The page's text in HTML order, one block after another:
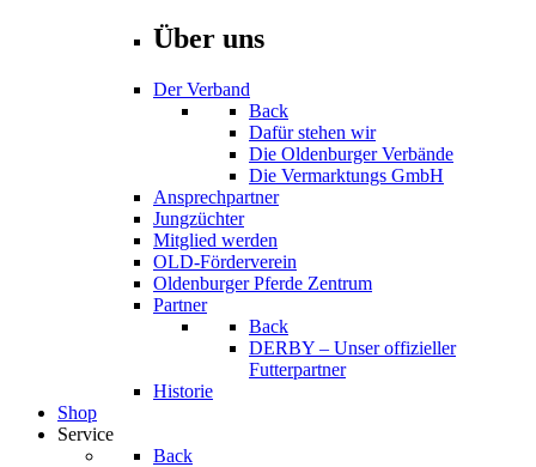
Über uns
Der Verband
Back
Dafür stehen wir
Die Oldenburger Verbände
Die Vermarktungs GmbH
Ansprechpartner
Jungzüchter
Mitglied werden
OLD-Förderverein
Oldenburger Pferde Zentrum
Partner
Back
DERBY – Unser offizieller
Futterpartner
Historie
Shop
Service
Back